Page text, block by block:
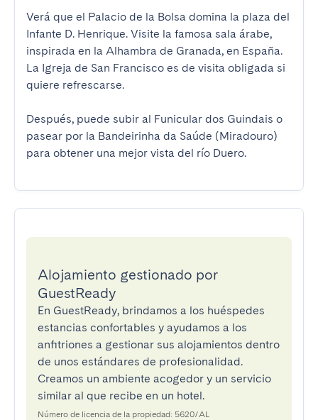
Verá que el Palacio de la Bolsa domina la plaza del
Infante D. Henrique. Visite la famosa sala árabe,
inspirada en la Alhambra de Granada, en España.
La Igreja de San Francisco es de visita obligada si
quiere refrescarse.
Después, puede subir al Funicular dos Guindais o
pasear por la Bandeirinha da Saúde (Miradouro)
para obtener una mejor vista del río Duero.
Alojamiento gestionado por
GuestReady
En GuestReady, brindamos a los huéspedes
estancias confortables y ayudamos a los
anfitriones a gestionar sus alojamientos dentro
de unos estándares de profesionalidad.
Creamos un ambiente acogedor y un servicio
similar al que recibe en un hotel.
Número de licencia de la propiedad: 5620/AL